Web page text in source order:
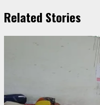
Related Stories